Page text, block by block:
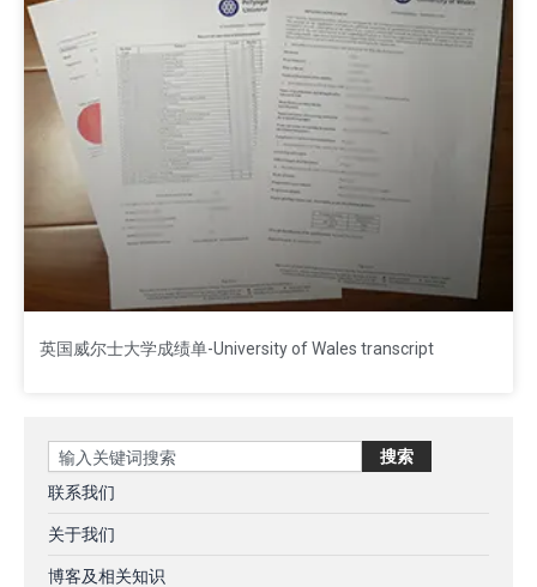
英国威尔士大学成绩单-University of Wales transcript
Search 搜索
联系我们
关于我们
博客及相关知识